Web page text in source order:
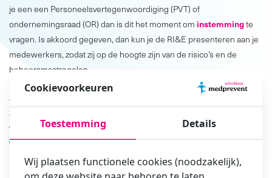
je een een Personeelsvertegenwoordiging (PVT) of
ondernemingsraad (OR) dan is dit het moment om instemmingte
vragen. Is akkoord gegeven, dan kun je de RI&E presenteren aan je
medewerkers, zodat zij op de hoogte zijn van de risico’s en de
beheersmaatregelen.
Je kunt de RI&E bijvoorbeeld presenteren tijdens een werkoverleg;
zo kun je per afdeling aangeven hoe jullie samen gaan werken aan
verbetering van de arbeidsomstandigheden. Zo werk je samen
veilig&gezond!
Kunnen wij je helpen?
Cookievoorkeuren
Toestemming Details
Wij plaatsen functionele cookies (noodzakelijk),